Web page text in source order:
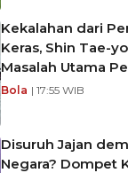
Kekalahan dari
Keras, Shin Tae-
Masalah Utama
Bola | 17:55 WIB
Disuruh Jajan
Negara? Dompet